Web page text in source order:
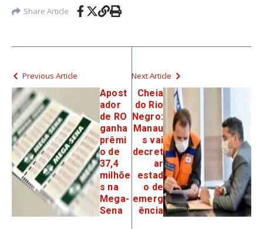
Share Article
Previous Article
Apost
ador
de RO
ganha
prêmi
o de
37,4
milhõe
s na
Mega-
Sena
Next Article
Cheia
do Rio
Negro:
Manau
s vai
decret
ar
estad
o de
emerg
ência